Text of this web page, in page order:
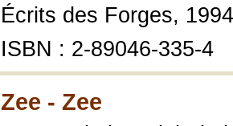
Écrits des Forges,
ISBN : 2-89046-335-4
Zee - Zee